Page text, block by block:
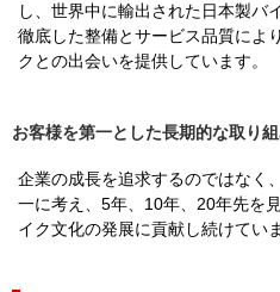
し、世界中に輸出された日本製バ
徹底した整備とサービス品質によ
クとの出会いを提供しています。
お客様を第一とした長期的な取り
企業の成長を追求するのではなく
一に考え、5年、10年、20年先を
イク文化の発展に貢献し続けていま